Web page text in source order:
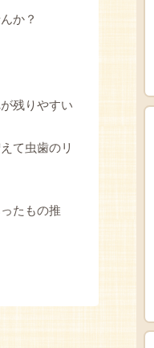
か？
残りやすい
て虫歯のリ
たもの推